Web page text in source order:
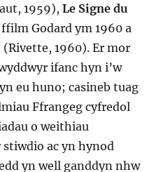
1959),Le Signe du
Godard ym 1960 a
(Rivette, 1960). Er mor
ifanc hyn i’w
eu huno; casineb tuag
Ffrangeg cyfredol
o weithiau
ac yn hynod
yn well ganddyn nhw